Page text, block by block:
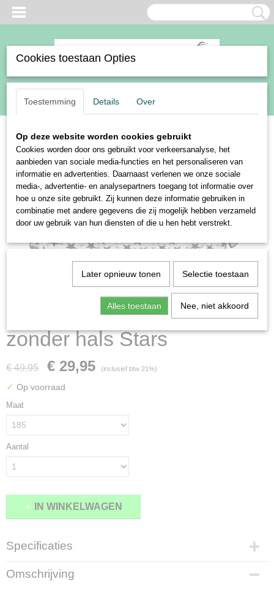
Inloggen Registreren
(0)
Home>Paard>Dekens>Vliegendekens>Harry's Horse vliegendeken
zonder hals Stars
Harry's Horse vliegendeken
zonder hals Stars
€ 49,95 € 29,95 (inclusief btw 21%)
✓ Op voorraad
Maat
Aantal
IN WINKELWAGEN
Specificaties
Productcode
687-3062
Omschrijving
Cookies toestaan Opties
Toestemming Details Over
Op deze website worden cookies gebruikt
Cookies worden door ons gebruikt voor verkeersanalyse, het
aanbieden van sociale media-functies en het personaliseren van
informatie en advertenties. Daarnaast verlenen we onze sociale
media-, advertentie- en analysepartners toegang tot informatie over
hoe u onze site gebruikt. Zij kunnen deze informatie gebruiken in
combinatie met andere gegevens die zij mogelijk hebben verzameld
door uw gebruik van hun diensten of die u hen hebt verstrekt.
Later opnieuw tonen Selectie toestaan
Alles toestaan Nee, niet akkoord